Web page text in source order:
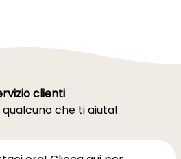
clienti
che ti aiuta!